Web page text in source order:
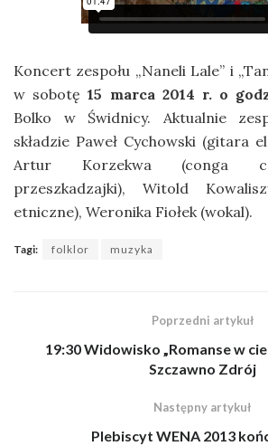
Koncert zespołu „Naneli Lale” i
w sobotę15 marca 2014 r. o
Bolko w Świdnicy. Aktualnie
składzie Paweł Cychowski (gitara
Artur Korzekwa (conga
przeszkadzajki), Witold
etniczne), Weronika Fiołek (wokal).
Tagi: folklor muzyka
Poprzedni artykuł
19:30 Widowisko „Romanse w
Szczawno Zdrój
Następny artykuł
Plebiscyt WENA 2013